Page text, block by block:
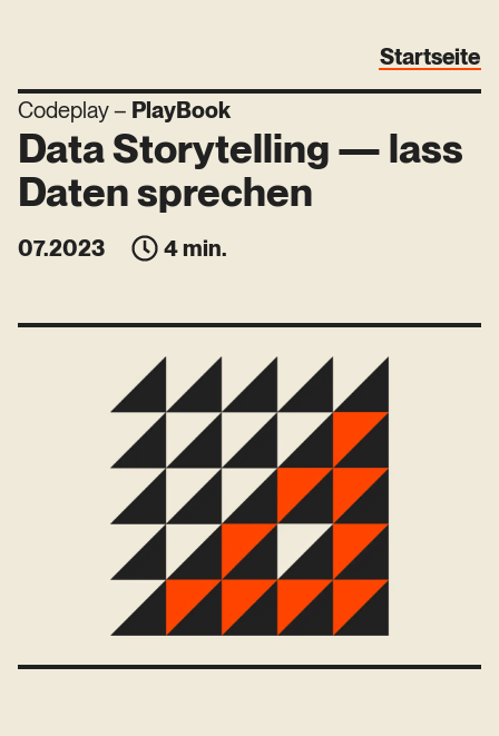
Startseite
Codeplay – PlayBook
Data Storytelling — lass
Daten sprechen
07.2023 4 min.